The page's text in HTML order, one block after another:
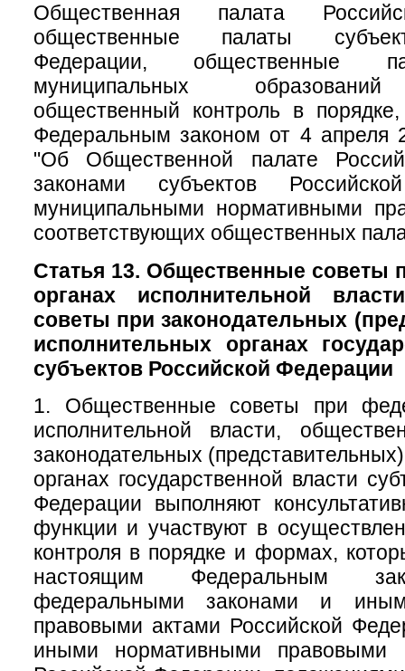
Общественная палата
общественные палаты
Федерации, общественные
муниципальных
общественный контроль в
Федеральным законом от 4 апреля
"Об Общественной палате
законами субъектов
муниципальными нормативными
соответствующих общественных
Статья 13. Общественные советы
органах исполнительной
советы при законодательных
исполнительных органах
субъектов Российской Федерации
1. Общественные советы при
исполнительной власти,
законодательных
органах государственной власти
Федерации выполняют
функции и участвуют в
контроля в порядке и формах,
настоящим Федеральным
федеральными законами и
правовыми актами Российской
иными нормативными правовыми